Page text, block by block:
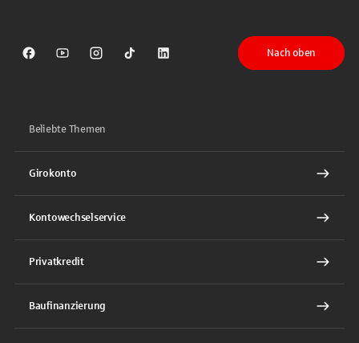
Sparkasse auf Facebook
Sparkasse auf Youtube
Sparkasse auf Instagram
Sparkasse auf TikTok
Sparkasse auf LinkedIn
Nach oben
Beliebte Themen
Girokonto
Kontowechselservice
Privatkredit
Baufinanzierung